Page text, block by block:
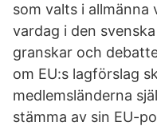
som valts i allmänna
vardag i den
granskar och
om EU:s lagförslag
medlemsländerna
stämma av sin EU-